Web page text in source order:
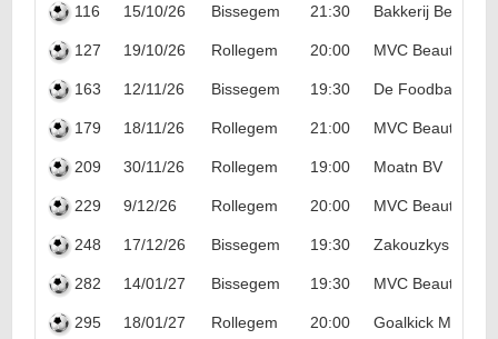
116 15/10/26 Bissegem 21:30 Bakkerij Bekaert
127 19/10/26 Rollegem 20:00 MVC Beauty &
163 12/11/26 Bissegem 19:30 De Foodballers
179 18/11/26 Rollegem 21:00 MVC Beauty &
209 30/11/26 Rollegem 19:00 Moatn BV
229 9/12/26 Rollegem 20:00 MVC Beauty &
248 17/12/26 Bissegem 19:30 Zakouzkys
282 14/01/27 Bissegem 19:30 MVC Beauty &
295 18/01/27 Rollegem 20:00 Goalkick Murphys